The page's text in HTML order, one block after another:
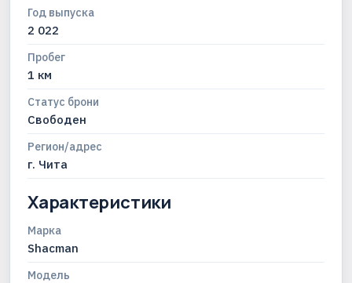
Год выпуска
2 022
Пробег
1 км
Статус брони
Свободен
Регион/адрес
г. Чита
Характеристики
Марка
Shacman
Модель